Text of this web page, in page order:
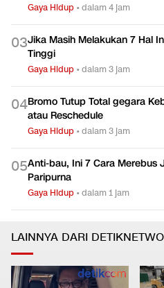
Gaya Hidup •dalam 4 jam
03Jika Masih Melakukan 7 Hal
Tinggi
Gaya Hidup •dalam 3 jam
04Bromo Tutup Total gegara
atau Reschedule
Gaya Hidup •dalam 3 jam
05Anti-bau, Ini 7 Cara Merebus
Paripurna
Gaya Hidup •dalam 1 jam
LAINNYA DARI